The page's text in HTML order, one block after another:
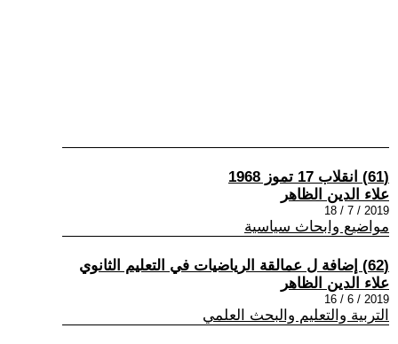
(61) انقلاب 17 تموز 1968
علاء الدين الظاهر
2019 / 7 / 18
مواضيع وابحاث سياسية
(62) إضافة ل عمالقة الرياضيات في التعليم الثانوي
علاء الدين الظاهر
2019 / 6 / 16
التربية والتعليم والبحث العلمي